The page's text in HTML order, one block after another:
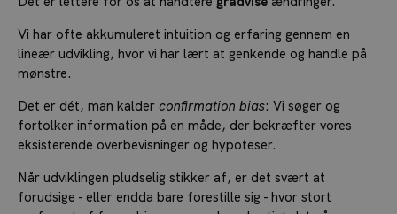
Vi har ofte akkumuleret intuition og erfaring gennem en
lineær udvikling, hvor vi har lært at genkende og handle på
mønstre.
Det er dét, man kalder confirmation bias: Vi søger og
fortolker information på en måde, der bekræfter vores
eksisterende overbevisninger og hypoteser.
Når udviklingen pludselig stikker af, er det svært at
forudsige - eller endda bare forestille sig - hvor stort